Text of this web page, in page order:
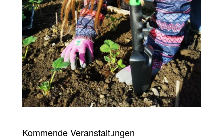
Kommende Veranstaltungen